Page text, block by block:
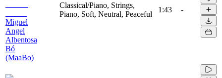
Miguel
Angel
Albentosa
Bó
(MaaBo)
Classical/Piano, Strings,
Piano, Soft, Neutral, Peaceful
1:43 -